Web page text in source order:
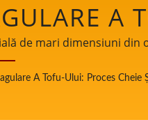
A
| LINIE
ȘI
de mari dimensiuni
pentru producția
lapte de soia și tofu.
A Tofu-Ului: Proces Cheie